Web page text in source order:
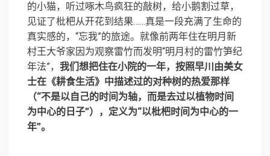
的小猫，听过啄木鸟疯狂的敲树，给小鹅割过草，
见证了枇杷从开花到结果……真是一段充满了生命的
真实感的，“忘我”的旅途。就像前两年住在明月新
村王大爷家因为观察雷竹而发明“明月村的雷竹笋纪
年法”， 我们想把住在小院的一年，按照早川由美女
士在《耕食生活》中描述过的对种树的热爱那样
（“不是以自己的时间为轴，而是去过以植物时间
为中心的日子”），定义为“以枇杷时间为中心的一
年”。